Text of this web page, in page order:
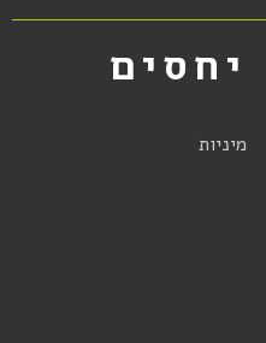
יחסים
מיניות